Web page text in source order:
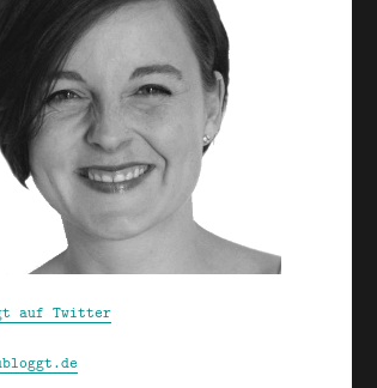
auf Twitter